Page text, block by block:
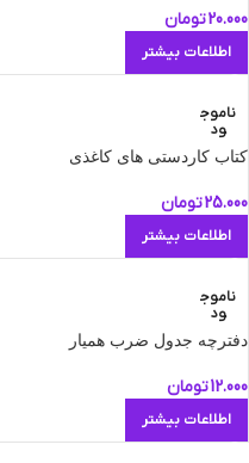
20.000تومان
اطلاعات بیشتر
ناموج
ود
کتاب کاردستی های کاغذی
25.000تومان
اطلاعات بیشتر
ناموج
ود
دفترچه جدول ضرب همیار
12.000تومان
اطلاعات بیشتر